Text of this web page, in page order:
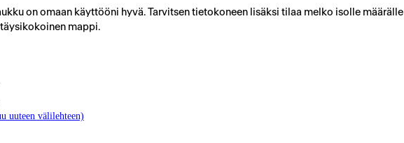
on omaan käyttööni hyvä. Tarvitsen tietokoneen lisäksi tilaa melko isolle määrälle
mappi.
uuteen välilehteen)